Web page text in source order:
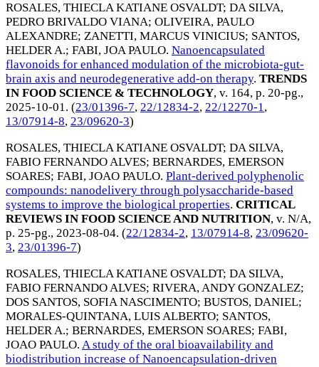
ROSALES, THIECLA KATIANE OSVALDT; DA SILVA,
PEDRO BRIVALDO VIANA; OLIVEIRA, PAULO
ALEXANDRE; ZANETTI, MARCUS VINICIUS; SANTOS,
HELDER A.; FABI, JOA PAULO. Nanoencapsulated
flavonoids for enhanced modulation of the microbiota-gut-
brain axis and neurodegenerative add-on therapy. TRENDS
IN FOOD SCIENCE & TECHNOLOGY, v. 164, p. 20-pg.,
2025-10-01. (23/01396-7, 22/12834-2, 22/12270-1,
13/07914-8, 23/09620-3)
ROSALES, THIECLA KATIANE OSVALDT; DA SILVA,
FABIO FERNANDO ALVES; BERNARDES, EMERSON
SOARES; FABI, JOAO PAULO. Plant-derived polyphenolic
compounds: nanodelivery through polysaccharide-based
systems to improve the biological properties. CRITICAL
REVIEWS IN FOOD SCIENCE AND NUTRITION, v. N/A,
p. 25-pg., 2023-08-04. (22/12834-2, 13/07914-8, 23/09620-
3, 23/01396-7)
ROSALES, THIECLA KATIANE OSVALDT; DA SILVA,
FABIO FERNANDO ALVES; RIVERA, ANDY GONZALEZ;
DOS SANTOS, SOFIA NASCIMENTO; BUSTOS, DANIEL;
MORALES-QUINTANA, LUIS ALBERTO; SANTOS,
HELDER A.; BERNARDES, EMERSON SOARES; FABI,
JOAO PAULO. A study of the oral bioavailability and
biodistribution increase of Nanoencapsulation-driven